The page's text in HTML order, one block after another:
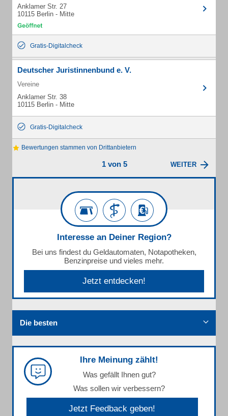
Anklamer Str. 27
10115 Berlin - Mitte
Gratis-Digitalcheck
Deutscher Juristinnenbund e. V.
Vereine
Anklamer Str. 38
10115 Berlin - Mitte
Gratis-Digitalcheck
Bewertungen stammen von Drittanbietern
1 von 5 WEITER
Interesse an Deiner Region?
Bei uns findest du Geldautomaten, Notapotheken,
Benzinpreise und vieles mehr.
Jetzt entdecken!
Die besten
Ihre Meinung zählt!
Was gefällt Ihnen gut?
Was sollen wir verbessern?
Jetzt Feedback geben!